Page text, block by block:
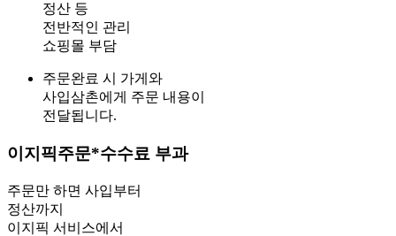
정산 등
전반적인 관리
쇼핑몰 부담
주문완료 시 가게와
사입삼촌에게 주문 내용이
전달됩니다.
이지픽주문*수수료 부과
주문만 하면 사입부터
정산까지
이지픽 서비스에서